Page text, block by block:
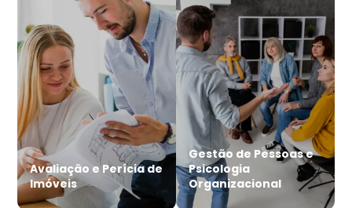
Avaliação e Perícia de
Imóveis
Gestão de Pessoas e
Psicologia
Organizacional